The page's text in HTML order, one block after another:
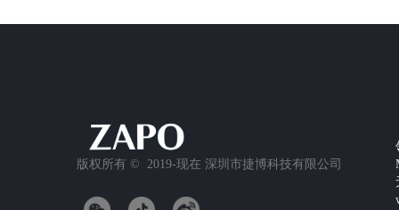
版权所有 ©  2019-现在 深圳市捷博科技有限公司